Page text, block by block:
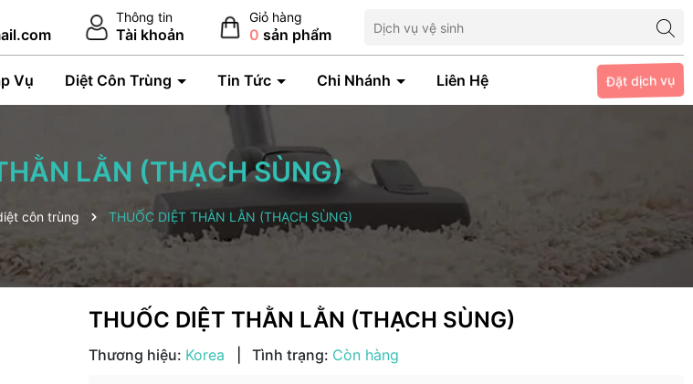
Thông tin
Tài khoản
Giỏ hàng
0 sản phẩm
Vụ Diệt Côn Trùng Tin Tức Chi Nhánh Liên Hệ Đặt dịch vụ
LẰN (THẠCH SÙNG)
côn trùng THUỐC DIỆT THẰN LẰN (THẠCH SÙNG)
THUỐC DIỆT THẰN LẰN (THẠCH SÙNG)
Thương hiệu: Korea Tình trạng: Còn hàng